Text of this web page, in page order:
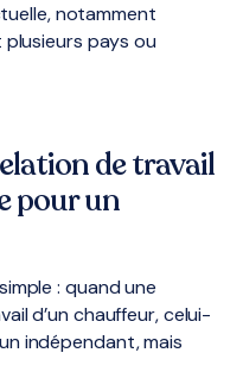
notamment
pays ou
de travail
pour un
: quand une
d’un chauffeur, celui-
indépendant, mais